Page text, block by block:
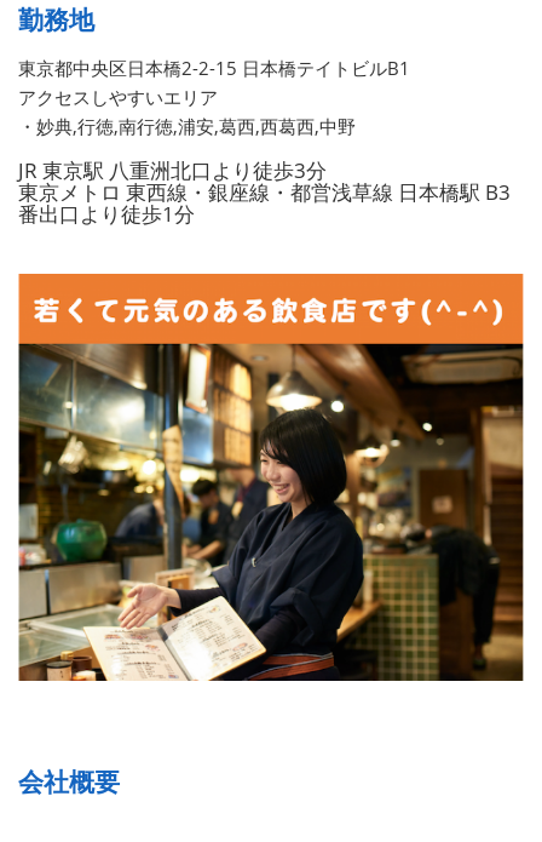
勤務地
東京都中央区日本橋2-2-15 日本橋テイトビルB1
アクセスしやすいエリア
・妙典,行徳,南行徳,浦安,葛西,西葛西,中野
JR 東京駅 八重洲北口より徒歩3分
東京メトロ 東西線・銀座線・都営浅草線 日本橋駅 B3
番出口より徒歩1分
会社概要